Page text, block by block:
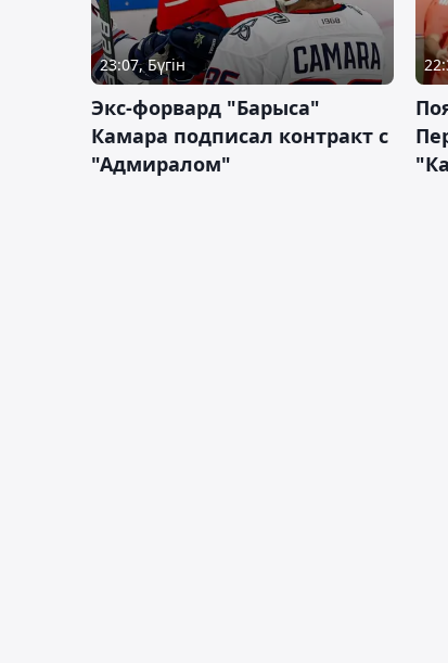
23:07, Бүгін
Экс-форвард "Барыса"
Камара подписал контракт с
"Адмиралом"